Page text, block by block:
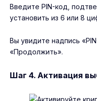
Введите PIN-код,
установить из 6 или 8
Вы увидите надпись
«Продолжить».
Шаг 4. Активация